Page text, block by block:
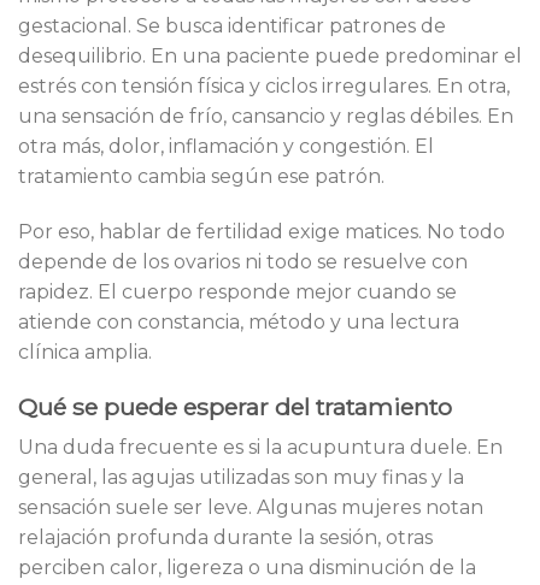
gestacional. Se busca identificar patrones de
desequilibrio. En una paciente puede predominar el
estrés con tensión física y ciclos irregulares. En otra,
una sensación de frío, cansancio y reglas débiles. En
otra más, dolor, inflamación y congestión. El
tratamiento cambia según ese patrón.
Por eso, hablar de fertilidad exige matices. No todo
depende de los ovarios ni todo se resuelve con
rapidez. El cuerpo responde mejor cuando se
atiende con constancia, método y una lectura
clínica amplia.
Qué se puede esperar del tratamiento
Una duda frecuente es si la acupuntura duele. En
general, las agujas utilizadas son muy finas y la
sensación suele ser leve. Algunas mujeres notan
relajación profunda durante la sesión, otras
perciben calor, ligereza o una disminución de la